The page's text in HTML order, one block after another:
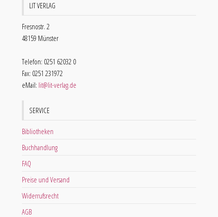
LIT VERLAG
Fresnostr. 2
48159 Münster
Telefon: 0251 62032 0
Fax: 0251 231972
eMail: lit@lit-verlag.de
SERVICE
Bibliotheken
Buchhandlung
FAQ
Preise und Versand
Widerrufsrecht
AGB